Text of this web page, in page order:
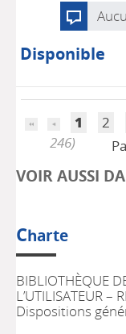
Disponible
1 2
246)
VOIR AUSSI
Charte
BIBLIOTHÈQUE
L’UTILISATEUR –
Dispositions